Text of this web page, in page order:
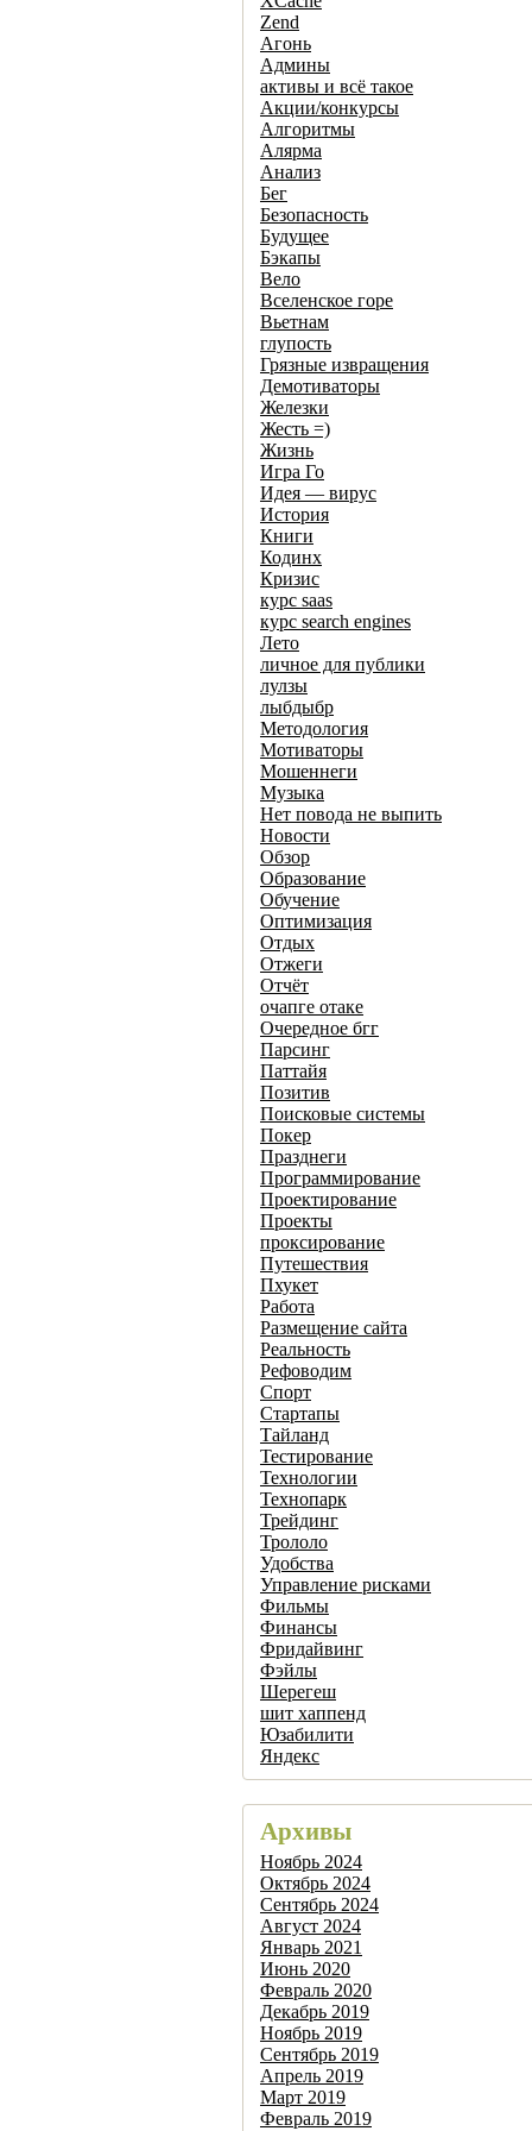
Zend
Агонь
Админы
активы и всё такое
Акции/конкурсы
Алгоритмы
Алярма
Анализ
Бег
Безопасность
Будущее
Бэкапы
Вело
Вселенское горе
Вьетнам
глупость
Грязные извращения
Демотиваторы
Железки
Жесть =)
Жизнь
Игра Го
Идея — вирус
История
Книги
Кодинх
Кризис
курс saas
курс search engines
Лето
личное для публики
лулзы
лыбдыбр
Методология
Мотиваторы
Мошеннеги
Музыка
Нет повода не выпить
Новости
Обзор
Образование
Обучение
Оптимизация
Отдых
Отжеги
Отчёт
очапге отаке
Очередное бгг
Парсинг
Паттайя
Позитив
Поисковые системы
Покер
Празднеги
Программирование
Проектирование
Проекты
проксирование
Путешествия
Пхукет
Работа
Размещение сайта
Реальность
Рефоводим
Спорт
Стартапы
Тайланд
Тестирование
Технологии
Технопарк
Трейдинг
Трололо
Удобства
Управление рисками
Фильмы
Финансы
Фридайвинг
Фэйлы
Шерегеш
шит хаппенд
Юзабилити
Яндекс
Архивы
Ноябрь 2024
Октябрь 2024
Сентябрь 2024
Август 2024
Январь 2021
Июнь 2020
Февраль 2020
Декабрь 2019
Ноябрь 2019
Сентябрь 2019
Апрель 2019
Март 2019
Февраль 2019